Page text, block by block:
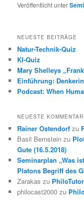
Veröffentlicht unter
NEUESTE BEITRÄGE
Natur-Technik-Quiz
KI-Quiz
Mary Shelleys
Einführung:
Podcast: When
NEUESTE
Rainer Ostendorf zu
Basil Bernstein zu
Gute (16.5.2018)
Seminarplan „Was
Platons Begriff des
Zarakas zu
philocast2000 zu